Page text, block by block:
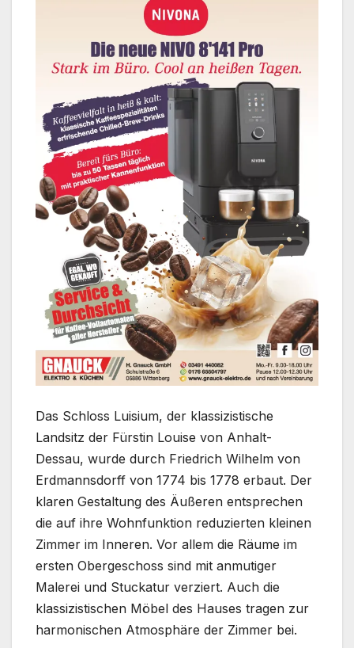
Das Schloss Luisium, der klassizistische
Landsitz der Fürstin Louise von Anhalt-
Dessau, wurde durch Friedrich Wilhelm von
Erdmannsdorff von 1774 bis 1778 erbaut. Der
klaren Gestaltung des Äußeren entsprechen
die auf ihre Wohnfunktion reduzierten kleinen
Zimmer im Inneren. Vor allem die Räume im
ersten Obergeschoss sind mit anmutiger
Malerei und Stuckatur verziert. Auch die
klassizistischen Möbel des Hauses tragen zur
harmonischen Atmosphäre der Zimmer bei.